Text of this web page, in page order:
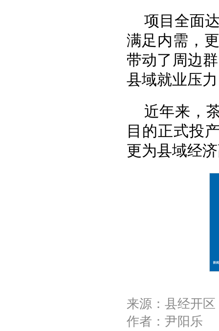
项目全面
满足内需，
带动了周边
县域就业压
近年来，
目的正式投
更为县域经
来源：县经开区
作者：尹阳乐